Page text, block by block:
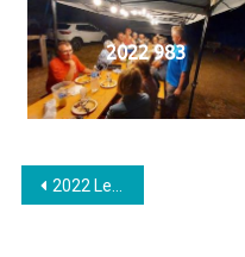
2022 983
Navigation
2022 Le 14 Aout Rencontre “Entre potes”